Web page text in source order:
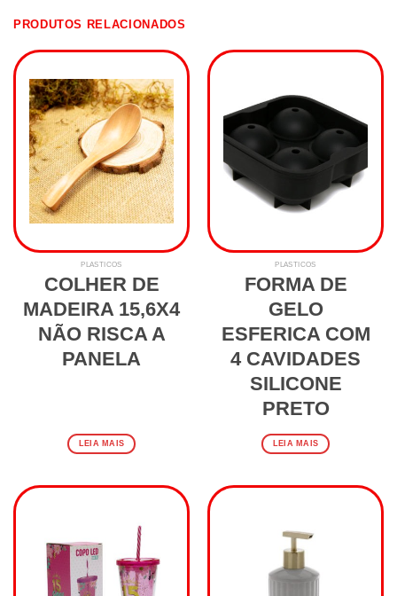
PRODUTOS RELACIONADOS
PLASTICOS
COLHER DE
MADEIRA 15,6X4
NÃO RISCA A
PANELA
LEIA MAIS
PLASTICOS
FORMA DE
GELO
ESFERICA COM
4 CAVIDADES
SILICONE
PRETO
LEIA MAIS